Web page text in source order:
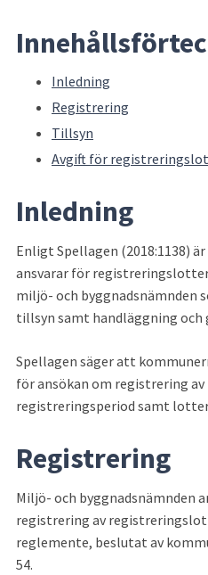
Inledning
Registrering
Tillsyn
Avgift för
Inledning
Enligt Spellagen (2018:1138)
ansvarar för
miljö- och byggnadsnämnden
tillsyn samt handläggning och
Spellagen säger att
för ansökan om registrering
registreringsperiod samt
Registrering
Miljö- och byggnadsnämnden
registrering av
reglemente, beslutat av
54.